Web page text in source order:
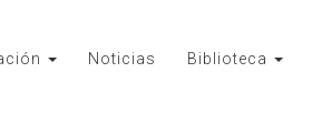
Noticias Biblioteca